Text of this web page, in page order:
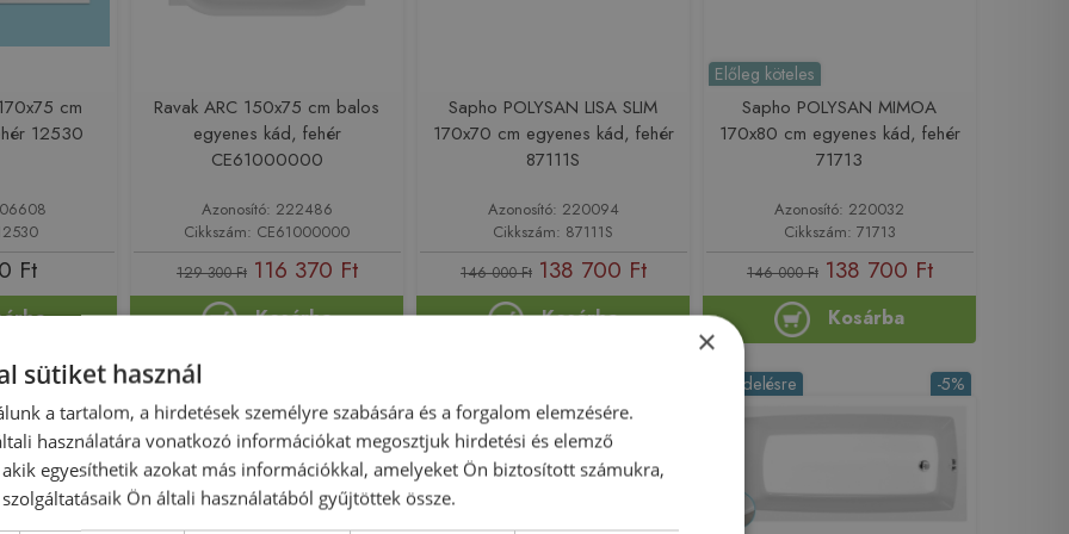
cm
12530
Ft
Ravak ARC 150x75 cm balos
egyenes kád, fehér
CE61000000
Azonosító: 222486
Cikkszám: CE61000000
129 300 Ft 116 370 Ft
Kosárba
Sapho POLYSAN LISA SLIM
170x70 cm egyenes kád, fehér
87111S
Azonosító: 220094
Cikkszám: 87111S
146 000 Ft 138 700 Ft
Kosárba
Előleg köteles
Sapho POLYSAN MIMOA
170x80 cm egyenes kád, fehér
71713
Azonosító: 220032
Cikkszám: 71713
146 000 Ft 138 700 Ft
Kosárba
-10% Rendelésre -5%
Rendelésre
×
sütiket használ
a tartalom, a hirdetések személyre szabására és a forgalom elemzésére.
használatára vonatkozó információkat megosztjuk hirdetési és elemző
egyesíthetik azokat más információkkal, amelyeket Ön biztosított számukra,
Ön általi használatából gyűjtöttek össze.